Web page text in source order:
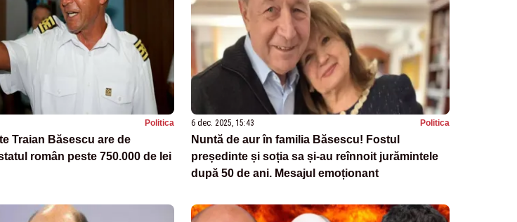
Politica
Traian Băsescu are de
român peste 750.000 de lei
6 dec. 2025, 15:43 Politica
Nuntă de aur în familia Băsescu! Fostul
președinte și soția sa și-au reînnoit jurămintele
după 50 de ani. Mesajul emoționant